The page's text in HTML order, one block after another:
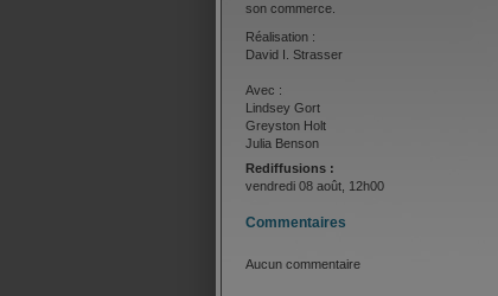
son commerce.
Réalisation :
David I. Strasser
Avec :
Lindsey Gort
Greyston Holt
Julia Benson
Rediffusions :
vendredi 08 août, 12h00
Commentaires
Aucun commentaire